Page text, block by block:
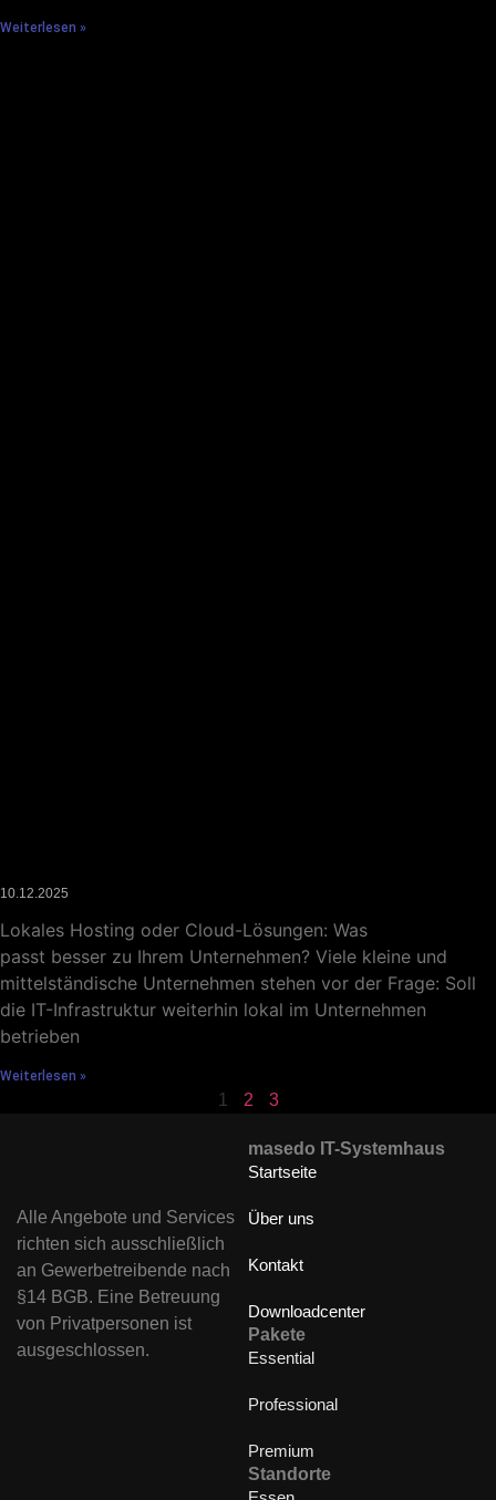
Weiterlesen »
10.12.2025
Lokales Hosting oder Cloud-Lösungen: Was
passt besser zu Ihrem Unternehmen? Viele kleine und
mittelständische Unternehmen stehen vor der Frage: Soll
die IT-Infrastruktur weiterhin lokal im Unternehmen
betrieben
Weiterlesen »
1 2 3
Alle Angebote und Services
richten sich ausschließlich
an Gewerbetreibende nach
§14 BGB. Eine Betreuung
von Privatpersonen ist
ausgeschlossen.
masedo IT-Systemhaus
Startseite
Über uns
Kontakt
Downloadcenter
Pakete
Essential
Professional
Premium
Standorte